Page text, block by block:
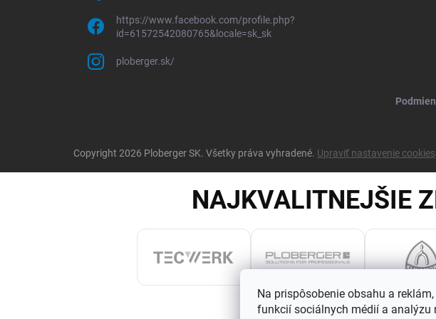
Na prispôsobenie obsahu a
funkcií sociálnych médií a analýzu
https://www.facebook.com/profile.php?
id=61572542080765&locale=sk_sk
ploberger.sk/
Copyright 2026 Ploberger SK. Všetky práva vyhradené. Upraviť nastavenie cookies
NAJKVALITNEJŠIE